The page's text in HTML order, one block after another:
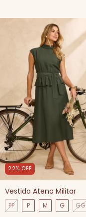
22% OFF
Vestido Atena Militar
PP P M G GG